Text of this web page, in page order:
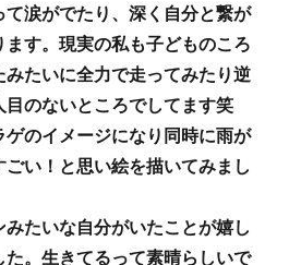
涙がでたり、深く自分と繋が
ます。現実の私も子どものころ
たいに全力で走ってみたり逆
目のないところでしてます笑
のイメージになり同時に雨が
い！と思い絵を描いてみまし
たいな自分がいたことが嬉し
た。生きてるって素晴らしいで